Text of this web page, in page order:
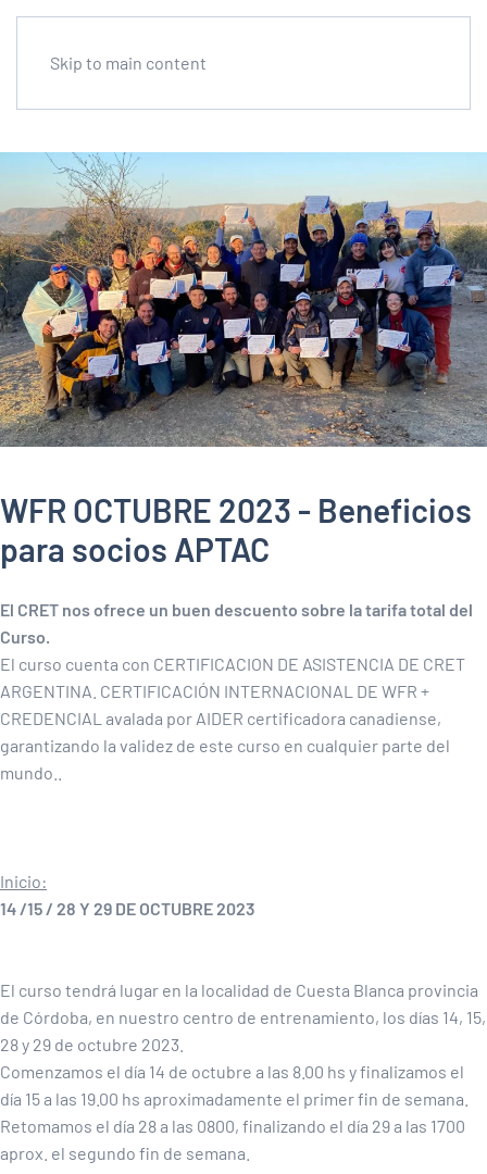
Skip to main content
WFR OCTUBRE 2023 - Beneficios
para socios APTAC
El CRET nos ofrece un buen descuento sobre la tarifa total del
Curso.
El curso cuenta con CERTIFICACION DE ASISTENCIA DE CRET
ARGENTINA. CERTIFICACIÓN INTERNACIONAL DE WFR +
CREDENCIAL avalada por AIDER certificadora canadiense,
garantizando la validez de este curso en cualquier parte del
mundo..
Inicio:
14 /15 / 28 Y 29 DE OCTUBRE 2023
El curso tendrá lugar en la localidad de Cuesta Blanca provincia
de Córdoba, en nuestro centro de entrenamiento, los días 14, 15,
28 y 29 de octubre 2023.
Comenzamos el día 14 de octubre a las 8.00 hs y finalizamos el
día 15 a las 19.00 hs aproximadamente el primer fin de semana.
Retomamos el día 28 a las 0800, finalizando el día 29 a las 1700
aprox. el segundo fin de semana.